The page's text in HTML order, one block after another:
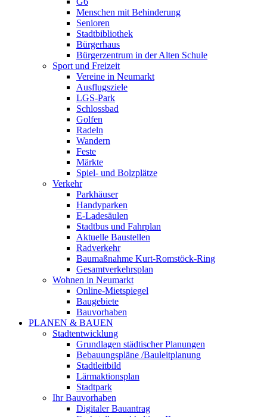
Menschen mit Behinderung
Senioren
Stadtbibliothek
Bürgerhaus
Bürgerzentrum in der Alten Schule
Sport und Freizeit
Vereine in Neumarkt
Ausflugsziele
LGS-Park
Schlossbad
Golfen
Radeln
Wandern
Feste
Märkte
Spiel- und Bolzplätze
Verkehr
Parkhäuser
Handyparken
E-Ladesäulen
Stadtbus und Fahrplan
Aktuelle Baustellen
Radverkehr
Baumaßnahme Kurt-Romstöck-Ring
Gesamtverkehrsplan
Wohnen in Neumarkt
Online-Mietspiegel
Baugebiete
Bauvorhaben
PLANEN & BAUEN
Stadtentwicklung
Grundlagen städtischer Planungen
Bebauungspläne /Bauleitplanung
Stadtleitbild
Lärmaktionsplan
Stadtpark
Ihr Bauvorhaben
Digitaler Bauantrag